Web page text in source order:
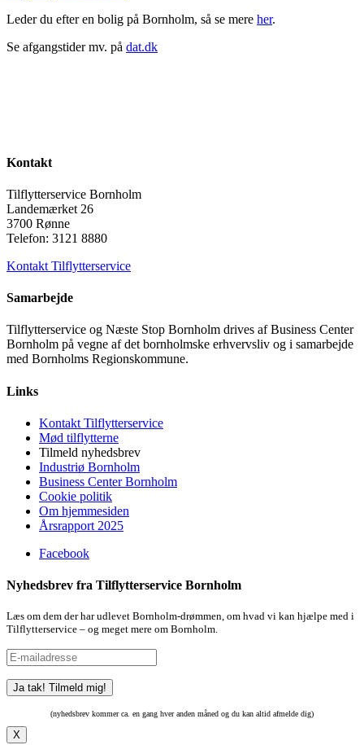
Leder du efter en bolig på Bornholm, så se mere her.
Se afgangstider mv. på dat.dk
Kontakt
Tilflytterservice Bornholm
Landemærket 26
3700 Rønne
Telefon: 3121 8880
Kontakt Tilflytterservice
Samarbejde
Tilflytterservice og Næste Stop Bornholm drives af Business Center
Bornholm på vegne af det bornholmske erhvervsliv og i samarbejde
med Bornholms Regionskommune.
Links
Kontakt Tilflytterservice
Mød tilflytterne
Tilmeld nyhedsbrev
Industriø Bornholm
Business Center Bornholm
Cookie politik
Om hjemmesiden
Årsrapport 2025
Facebook
Nyhedsbrev fra Tilflytterservice Bornholm
Læs om dem der har udlevet Bornholm-drømmen, om hvad vi kan hjælpe med i
Tilflytterservice – og meget mere om Bornholm.
(nyhedsbrev kommer ca. en gang hver anden måned og du kan altid afmelde dig)
X